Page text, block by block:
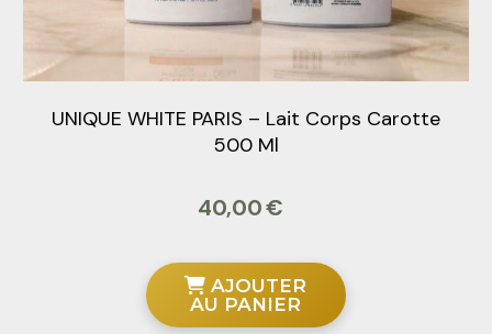
UNIQUE WHITE PARIS – Lait Corps Carotte
500 Ml
40,00€
AJOUTER
AU PANIER